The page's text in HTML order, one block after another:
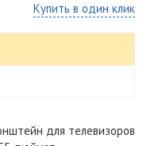
Купить в один клик
для телевизоров